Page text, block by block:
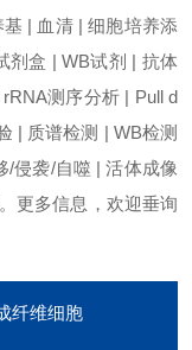
| 血清 | 细胞培养添
剂盒 | WB试剂 | 抗体
测序分析 | Pull d
| 质谱检测 | WB检测
/侵袭/自噬 | 活体成像
更多信息，欢迎垂询
纤维细胞